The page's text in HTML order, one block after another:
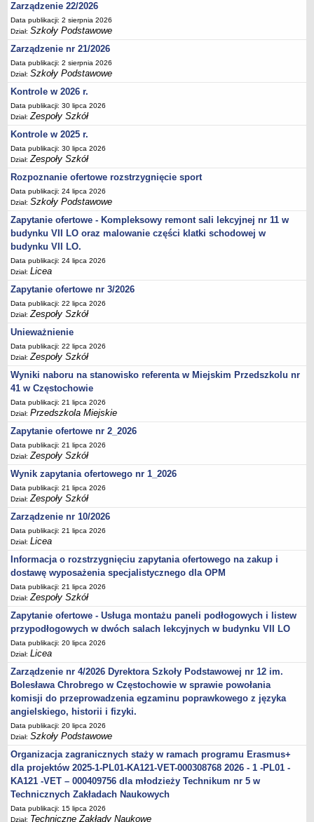
Godziny dyżurów
Ogłoszenia
Zarządzenia
Rejestry, ewidencje, archiwa
Kontrole
Sprawozdania
Deklaracja dostępności
DEKLARACJA DOSTĘPNOŚCI
OŚWIADCZENIA MAJĄTKOWE
PONOWNE WYKORZYSTYWANIE
UDOSTĘPNIANIE INFORMACJI PUBLICZNEJ
OCHRONA DANYCH OSOBOWYCH
Zarządzenie 22/2026
Data publikacji: 2 sierpnia 2026
Dział:Szkoły Podstawowe
Zarządzenie nr 21/2026
Data publikacji: 2 sierpnia 2026
Dział:Szkoły Podstawowe
Kontrole w 2026 r.
Data publikacji: 30 lipca 2026
Dział:Zespoły Szkół
Kontrole w 2025 r.
Data publikacji: 30 lipca 2026
Dział:Zespoły Szkół
Rozpoznanie ofertowe rozstrzygnięcie sport
Data publikacji: 24 lipca 2026
Dział:Szkoły Podstawowe
Zapytanie ofertowe - Kompleksowy remont sali lekcyjnej nr 11 w
budynku VII LO oraz malowanie części klatki schodowej w
budynku VII LO.
Data publikacji: 24 lipca 2026
Dział:Licea
Zapytanie ofertowe nr 3/2026
Data publikacji: 22 lipca 2026
Dział:Zespoły Szkół
Unieważnienie
Data publikacji: 22 lipca 2026
Dział:Zespoły Szkół
Wyniki naboru na stanowisko referenta w Miejskim Przedszkolu nr
41 w Częstochowie
Data publikacji: 21 lipca 2026
Dział:Przedszkola Miejskie
Zapytanie ofertowe nr 2_2026
Data publikacji: 21 lipca 2026
Dział:Zespoły Szkół
Wynik zapytania ofertowego nr 1_2026
Data publikacji: 21 lipca 2026
Dział:Zespoły Szkół
Zarządzenie nr 10/2026
Data publikacji: 21 lipca 2026
Dział:Licea
Informacja o rozstrzygnięciu zapytania ofertowego na zakup i
dostawę wyposażenia specjalistycznego dla OPM
Data publikacji: 21 lipca 2026
Dział:Zespoły Szkół
Zapytanie ofertowe - Usługa montażu paneli podłogowych i listew
przypodłogowych w dwóch salach lekcyjnych w budynku VII LO
Data publikacji: 20 lipca 2026
Dział:Licea
Zarządzenie nr 4/2026 Dyrektora Szkoły Podstawowej nr 12 im.
Bolesława Chrobrego w Częstochowie w sprawie powołania
komisji do przeprowadzenia egzaminu poprawkowego z języka
angielskiego, historii i fizyki.
Data publikacji: 20 lipca 2026
Dział:Szkoły Podstawowe
Organizacja zagranicznych staży w ramach programu Erasmus+
dla projektów 2025-1-PL01-KA121-VET-000308768 2026 - 1 -PL01 -
KA121 -VET – 000409756 dla młodzieży Technikum nr 5 w
Technicznych Zakładach Naukowych
Data publikacji: 15 lipca 2026
Dział: Techniczne Zakłady Naukowe